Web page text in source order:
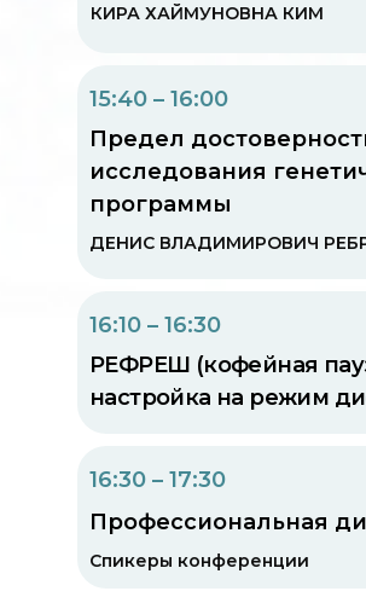
КИРА ХАЙМУНОВНА КИМ
15:40 – 16:00
Предел
исследования
программы
ДЕНИС ВЛАДИМИРОВИЧ
16:10 – 16:30
РЕФРЕШ (кофейная
настройка на режим
16:30 – 17:30
Профессиональная
Спикеры конференции